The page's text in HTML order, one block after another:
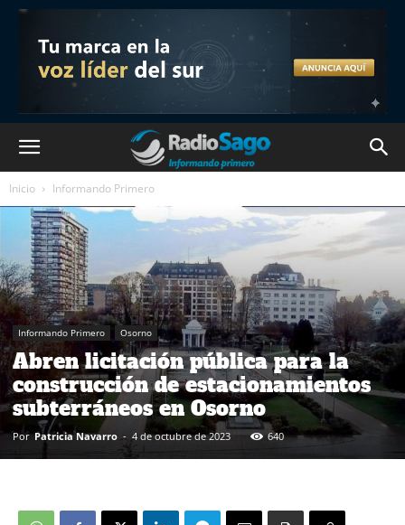
Inicio Informando Primero
Informando Primero Osorno
Abren licitación pública para la
construcción de estacionamientos
subterráneos en Osorno
Por Patricia Navarro - 4 de octubre de 2023 640